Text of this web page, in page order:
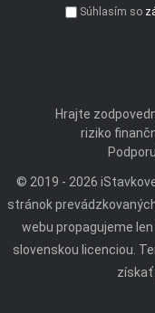
Súhlasím so
Hrajte
riziko
© 2019 - 2026
stránok
webu propagujeme
slovenskou licenciou.
získať